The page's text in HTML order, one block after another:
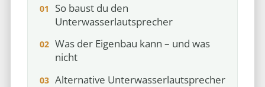
So baust du den
Unterwasserlautsprecher
Was der Eigenbau kann – und was
nicht
Alternative Unterwasserlautsprecher